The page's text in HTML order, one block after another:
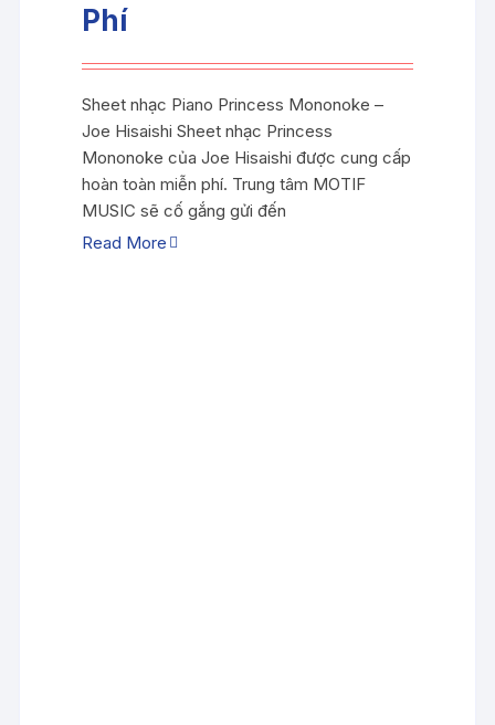
Phí
Sheet nhạc Piano Princess Mononoke –
Joe Hisaishi Sheet nhạc Princess
Mononoke của Joe Hisaishi được cung cấp
hoàn toàn miễn phí. Trung tâm MOTIF
MUSIC sẽ cố gắng gửi đến
Read More